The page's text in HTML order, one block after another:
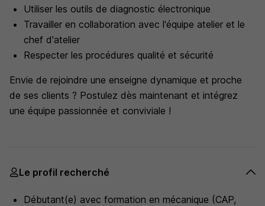
Utiliser les outils de diagnostic électronique
Travailler en collaboration avec l'équipe atelier et le
chef d'atelier
Respecter les procédures qualité et sécurité
Envie de rejoindre une enseigne dynamique et proche
de ses clients ? Postulez dès maintenant et intégrez
une équipe passionnée et conviviale !
Le profil recherché
Débutant(e) avec formation en mécanique (CAP,